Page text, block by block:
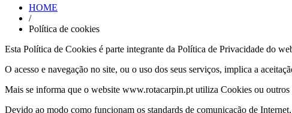
HOME
/
Política de cookies
Esta Política de Cookies é parte integrante da Política de Privacidade do
O acesso e navegação no site, ou o uso dos seus serviços, implica a
Mais se informa que o website www.rotacarpin.pt utiliza Cookies ou
Devido ao modo como funcionam os standards de comunicação de